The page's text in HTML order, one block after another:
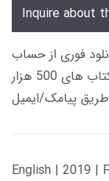
Inquire about
تومانی دانلود فوری از حساب
کاربری می باشد، و زمان تحویل لینک دانلود کتاب های 500 هزار
English | 2019 |